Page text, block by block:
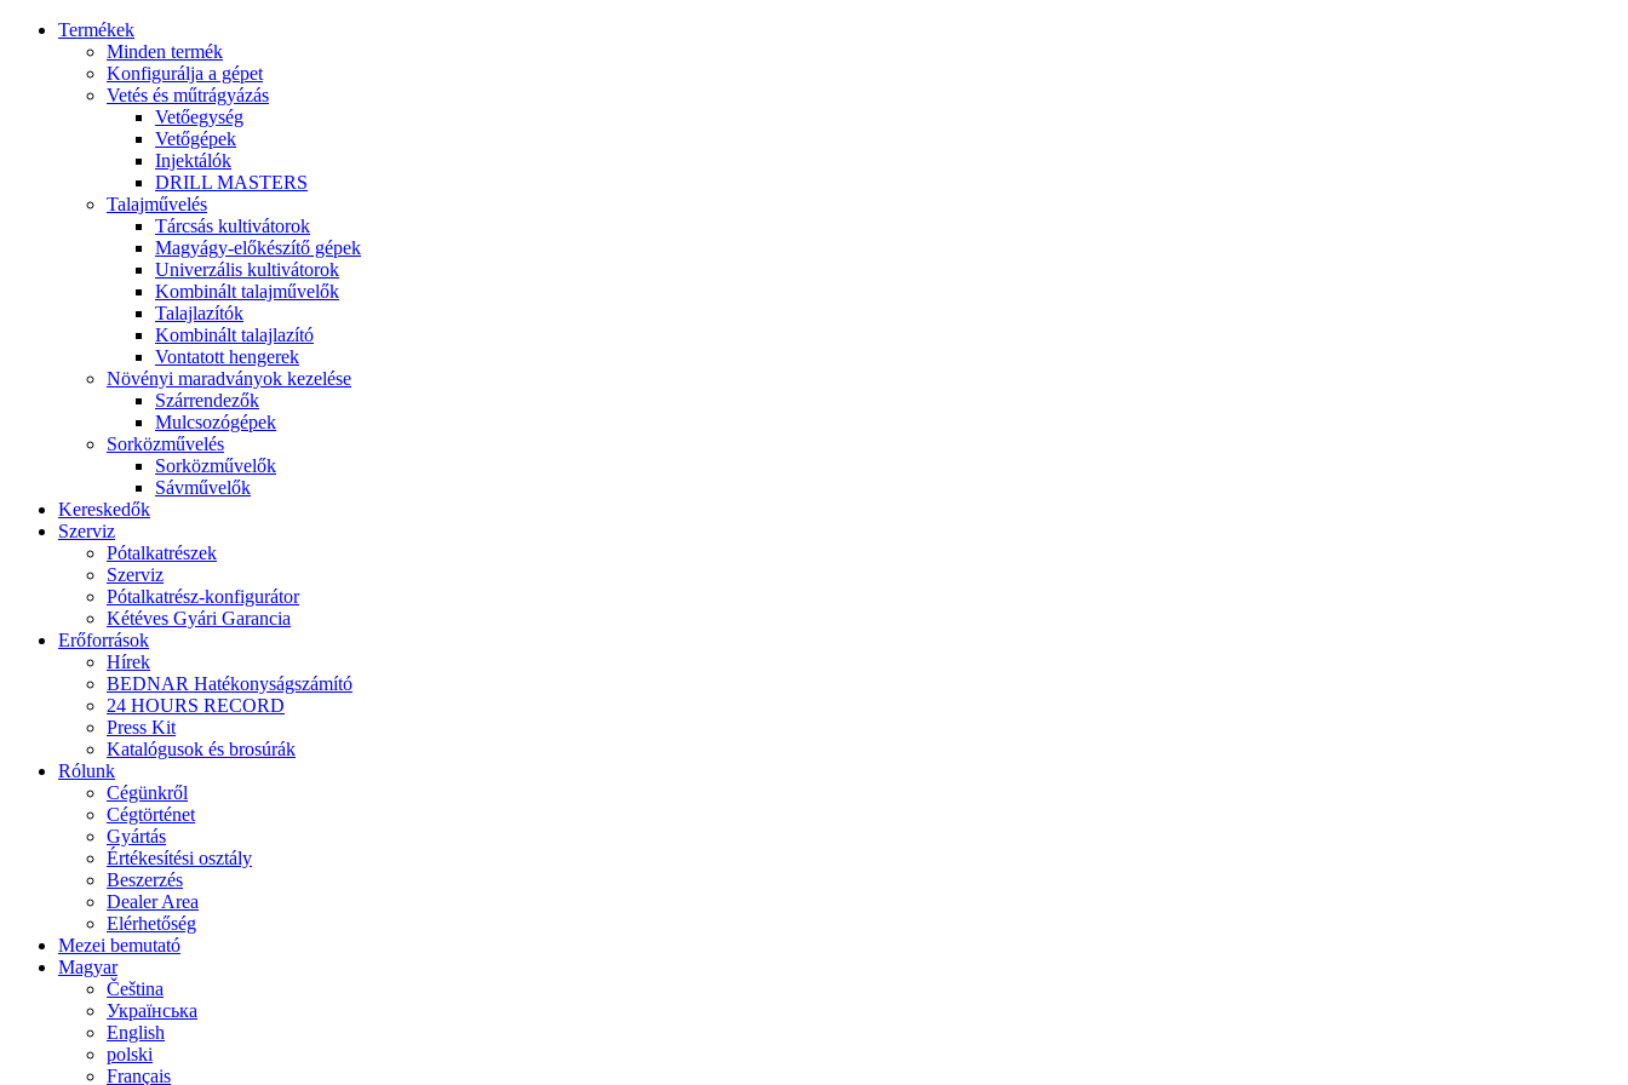
Termékek
Minden termék
Konfigurálja a gépet
Vetés és műtrágyázás
Vetőegység
Vetőgépek
Injektálók
DRILL MASTERS
Talajművelés
Tárcsás kultivátorok
Magyágy-előkészítő gépek
Univerzális kultivátorok
Kombinált talajművelők
Talajlazítók
Kombinált talajlazító
Vontatott hengerek
Növényi maradványok kezelése
Szárrendezők
Mulcsozógépek
Sorközművelés
Sorközművelők
Sávművelők
Kereskedők
Szerviz
Pótalkatrészek
Szerviz
Pótalkatrész-konfigurátor
Kétéves Gyári Garancia
Erőforrások
Hírek
BEDNAR Hatékonyságszámító
24 HOURS RECORD
Press Kit
Katalógusok és brosúrák
Rólunk
Cégünkről
Cégtörténet
Gyártás
Értékesítési osztály
Beszerzés
Dealer Area
Elérhetőség
Mezei bemutató
Magyar
Čeština
Українська
English
polski
Français